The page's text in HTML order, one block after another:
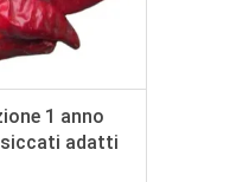
1 anno
adatti